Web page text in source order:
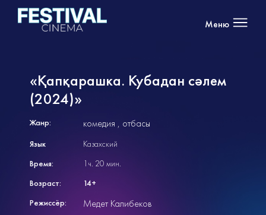
Меню
«Қапқарашка. Кубадан сәлем
(2024)»
Жанр: комедия отбасы
Язык
Казахский
Время:
1ч. 20 мин.
Возраст:
14+
Режиссёр:
Медет Калибеков